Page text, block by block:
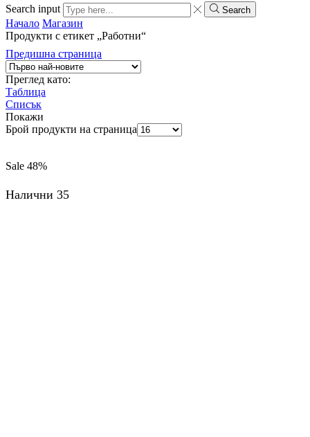
Search input
Search
Начало Магазин
Продукти с етикет „Работни“
Предишна страница
Преглед като:
Таблица
Списък
Покажи
Брой продукти на страница
Sale 48%
Налични 35